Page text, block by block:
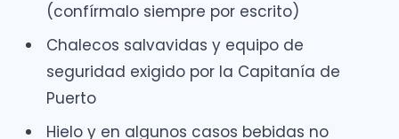
(confírmalo siempre por escrito)
Chalecos salvavidas y equipo de
seguridad exigido por la Capitanía de
Puerto
Hielo y en algunos casos bebidas no